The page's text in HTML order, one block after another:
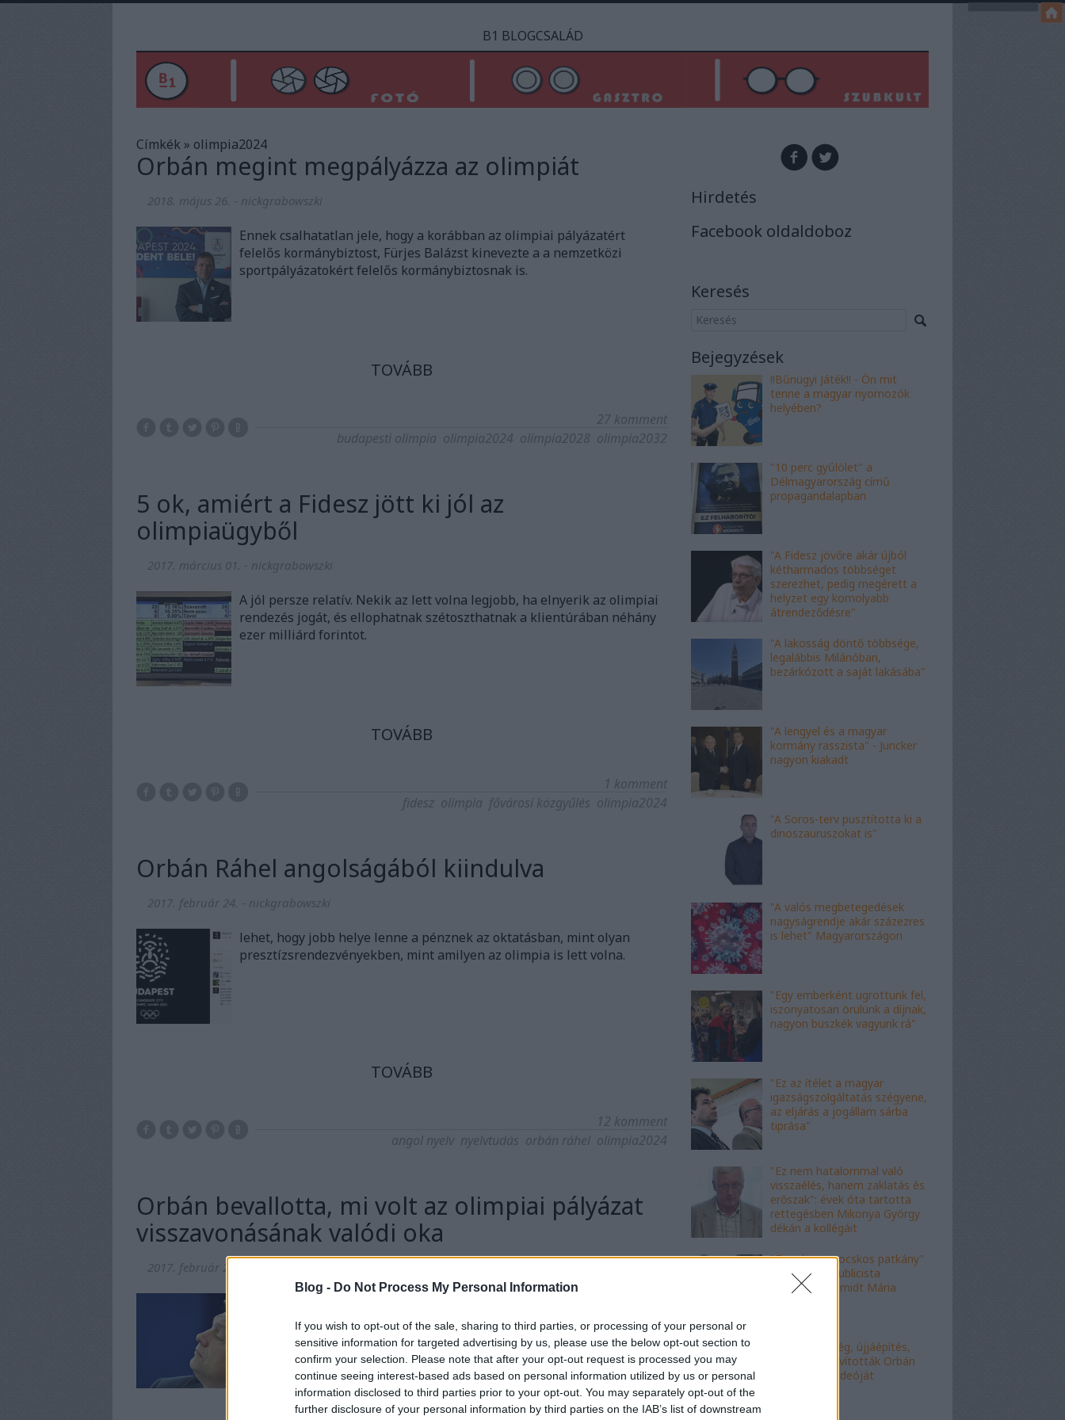
Blog - Do Not Process My Personal Information
If you wish to opt-out of the sale, sharing to third parties, or processing of your personal or
sensitive information for targeted advertising by us, please use the below opt-out section to
confirm your selection. Please note that after your opt-out request is processed you may
continue seeing interest-based ads based on personal information utilized by us or personal
information disclosed to third parties prior to your opt-out. You may separately opt-out of the
further disclosure of your personal information by third parties on the IAB’s list of downstream
B1 BLOGCSALÁD
Címkék» olimpia2024
Orbán megint megpályázza az olimpiát
2018. május 26. - nickgrabowszki
Ennek csalhatatlan jele, hogy a korábban az olimpiai pályázatért
felelős kormánybiztost, Fürjes Balázst kinevezte a a nemzetközi
sportpályázatokért felelős kormánybiztosnak is.
TOVÁBB
27 komment
budapesti olimpia olimpia2024 olimpia2028 olimpia2032
5 ok, amiért a Fidesz jött ki jól az
olimpiaügyből
2017. március 01. - nickgrabowszki
A jól persze relatív. Nekik az lett volna legjobb, ha elnyerik az olimpiai
rendezés jogát, és ellophatnak szétoszthatnak a klientúrában néhány
ezer milliárd forintot.
TOVÁBB
1 komment
fidesz olimpia fővárosi közgyűlés olimpia2024
Orbán Ráhel angolságából kiindulva
2017. február 24. - nickgrabowszki
lehet, hogy jobb helye lenne a pénznek az oktatásban, mint olyan
presztízsrendezvényekben, mint amilyen az olimpia is lett volna.
TOVÁBB
12 komment
angol nyelv nyelvtudás orbán ráhel olimpia2024
Orbán bevallotta, mi volt az olimpiai pályázat
visszavonásának valódi oka
2017. február 24.
egyetlen szavazatot se kapott volna.
Hirdetés
Facebook oldaldoboz
Keresés
Bejegyzések
!!Bűnügyi Játék!! - Ön mit
tenne a magyar nyomozók
helyében?
"10 perc gyűlölet" a
Délmagyarország című
propagandalapban
"A Fidesz jövőre akár újból
kétharmados többséget
szerezhet, pedig megérett a
helyzet egy komolyabb
átrendeződésre"
"A lakosság döntő többsége,
legalábbis Milánóban,
bezárkózott a saját lakásába"
"A lengyel és a magyar
kormány rasszista" - Juncker
nagyon kiakadt
"A Soros-terv pusztította ki a
dinoszauruszokat is"
"A valós megbetegedések
nagyságrendje akár százezres
is lehet" Magyarországon
"Egy emberként ugrottunk fel,
iszonyatosan örülünk a díjnak,
nagyon büszkék vagyunk rá"
"Ez az ítélet a magyar
igazságszolgáltatás szégyene,
az eljárás a jogállam sárba
tiprása"
"Ez nem hatalommal való
visszaélés, hanem zaklatás és
erőszak": évek óta tartotta
rettegésben Mikonya György
dékán a kollégáit
"Figyelj, te mocskos patkány"
- a fideszes publicista
nekiesett Schmidt Mária
"Kell-e segítség, újjáépítés,
bármi?" - Kijavították Orbán
telefonálós videóját